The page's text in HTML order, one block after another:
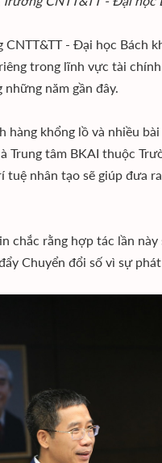
- Đại học Bách
trong lĩnh vực tài
năm gần đây.
hàng khổng lồ và nhiều
Trung tâm BKAI thuộc
nhân tạo sẽ giúp đưa
chắc rằng hợp tác lần
Chuyển đổi số vì sự